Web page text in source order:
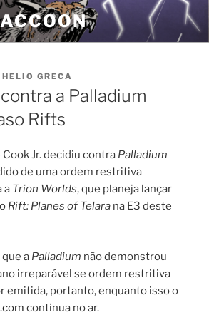
HELIO GRECA
a Palladium
Rifts
Cook Jr. decidiu contra Palladium
de uma ordem restritiva
a Trion Worlds, que planeja lançar
Rift: Planes of Telara na E3 deste
a Palladium não demonstrou
irreparável se ordem restritiva
emitida, portanto, enquanto isso o
continua no ar.